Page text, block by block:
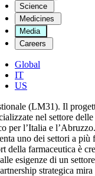
Science
Medicines
Media
Careers
Global
IT
US
la
il via presso
(LM31). Il
nel settore
per l’Italia e
uno dei settori a
farmaceutica è
esigenze di un
strategica